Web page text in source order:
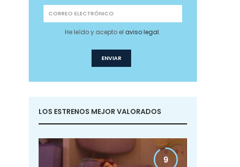
He leído y acepto elaviso legal.
LOS ESTRENOS MEJOR VALORADOS
9